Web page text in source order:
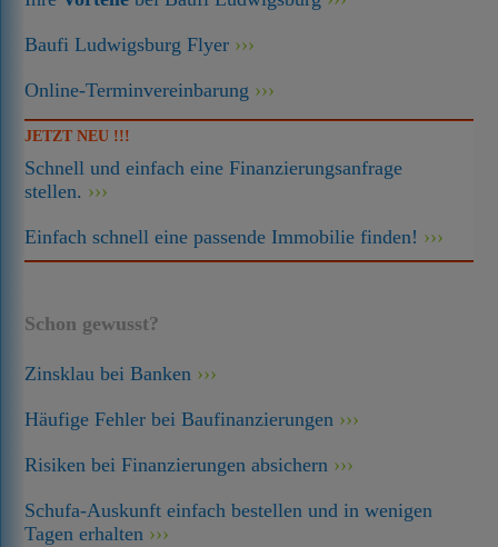
Baufi Ludwigsburg Flyer
Online-Terminvereinbarung
JETZT NEU !!!
Schnell und einfach eine Finanzierungsanfrage
stellen.
Einfach schnell eine passende Immobilie finden!
Schon gewusst?
Zinsklau bei Banken
Häufige Fehler bei Baufinanzierungen
Risiken bei Finanzierungen absichern
Schufa-Auskunft einfach bestellen und in wenigen
Tagen erhalten